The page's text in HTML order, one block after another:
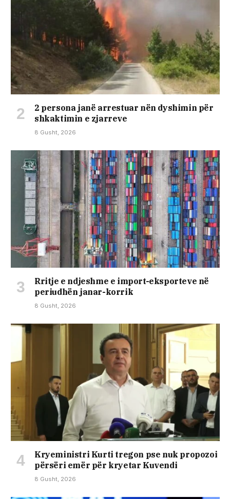
2 persona janë arrestuar nën dyshimin për
shkaktimin e zjarreve
8 Gusht, 2026
Rritje e ndjeshme e import-eksporteve në
periudhën janar-korrik
8 Gusht, 2026
Kryeministri Kurti tregon pse nuk propozoi
përsëri emër për kryetar Kuvendi
8 Gusht, 2026